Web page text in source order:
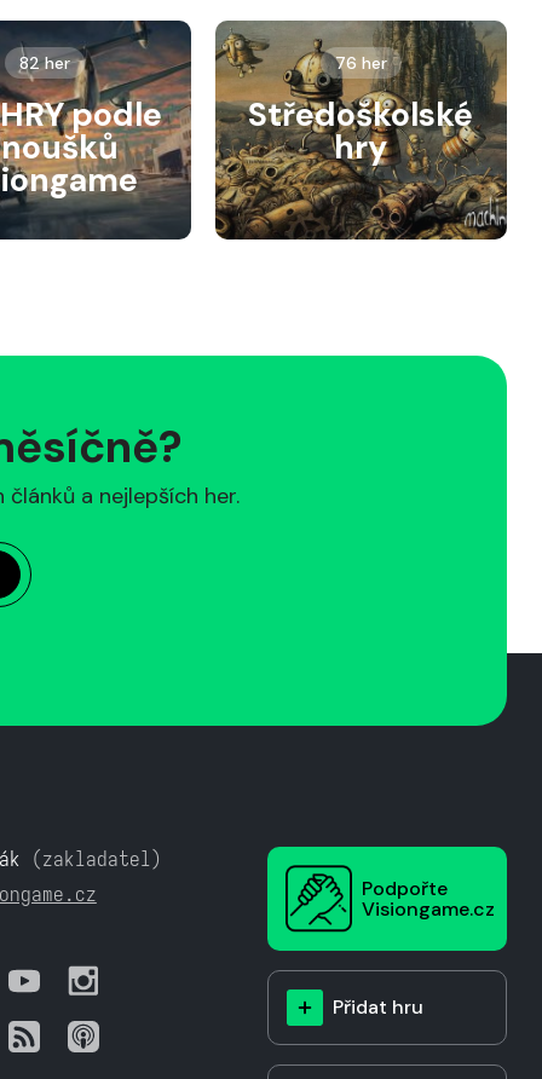
82 her
podle
76 her
Středoškolské
hry
a nejlepších her.
(zakladatel)
Podpořte
Visiongame.cz
Přidat hru